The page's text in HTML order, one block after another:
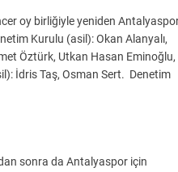
oy birliğiyle yeniden
Kurulu (asil): Okan Alanyalı,
Öztürk, Utkan Hasan Eminoğlu,
İdris Taş, Osman Sert. Denetim
sonra da Antalyaspor için